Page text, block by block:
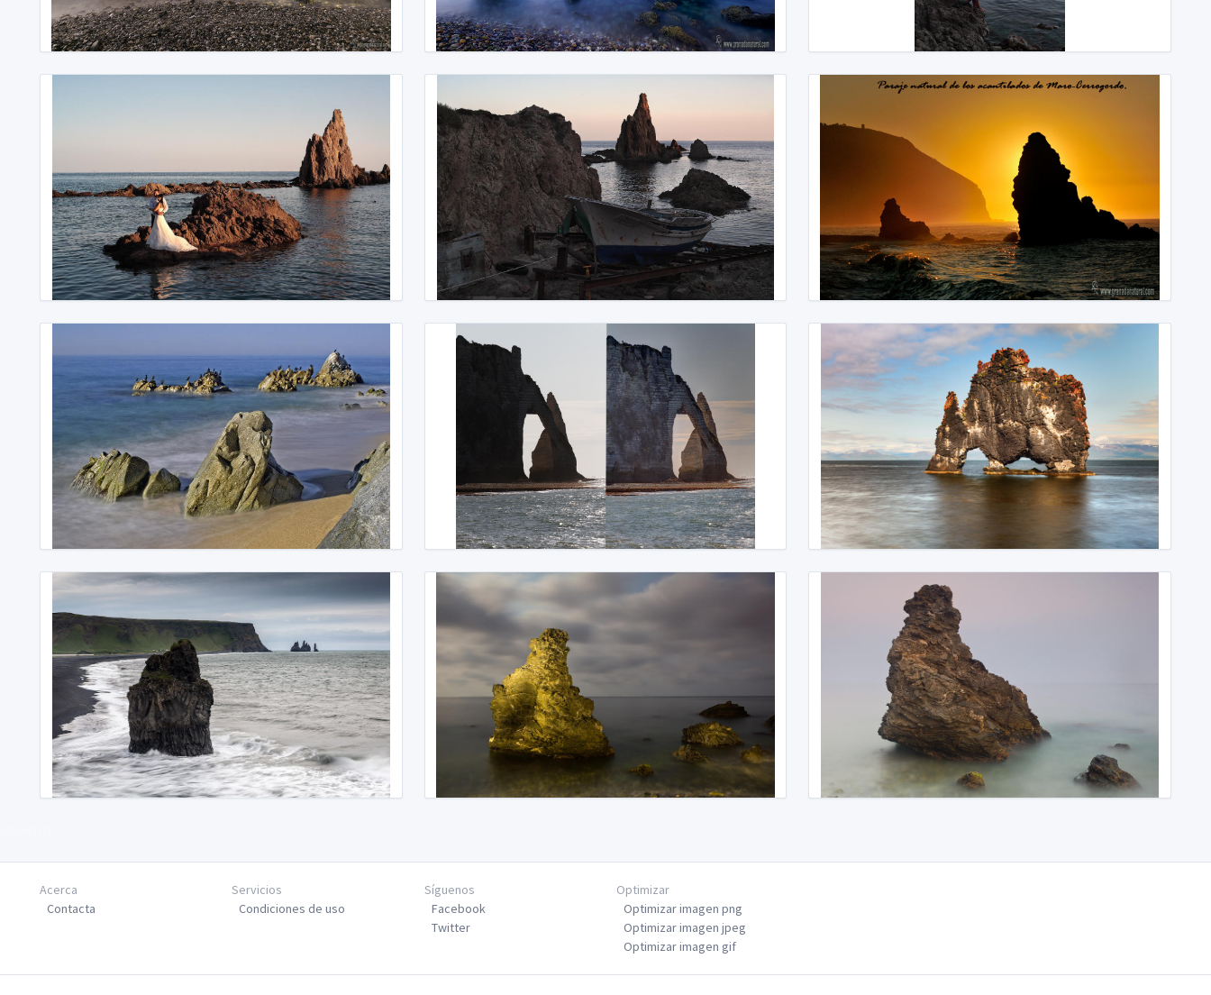
Acerca
Contacta
Servicios
Condiciones de uso
Síguenos
Facebook
Twitter
Optimizar
Optimizar imagen png
Optimizar imagen jpeg
Optimizar imagen gif